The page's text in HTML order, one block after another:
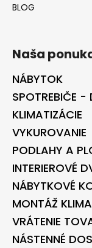
BLOG
Naša
NÁBYTOK
SPOTREBIČE -
KLIMATIZÁCIE
VYKUROVANIE
PODLAHY A
INTERIEROVÉ
NÁBYTKOVÉ
MONTÁŽ
VRÁTENIE
NÁSTENNÉ